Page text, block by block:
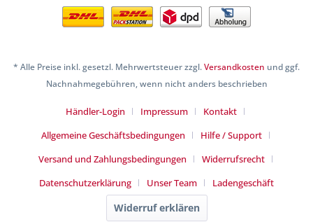
* Alle Preise inkl. gesetzl. Mehrwertsteuer zzgl.Versandkosten und ggf.
Nachnahmegebühren, wenn nicht anders beschrieben
Händler-Login Impressum
Kontakt
Allgemeine Geschäftsbedingungen
Hilfe / Support
Versand und Zahlungsbedingungen
Widerrufsrecht
Datenschutzerklärung
Unser Team Ladengeschäft
Widerruf erklären